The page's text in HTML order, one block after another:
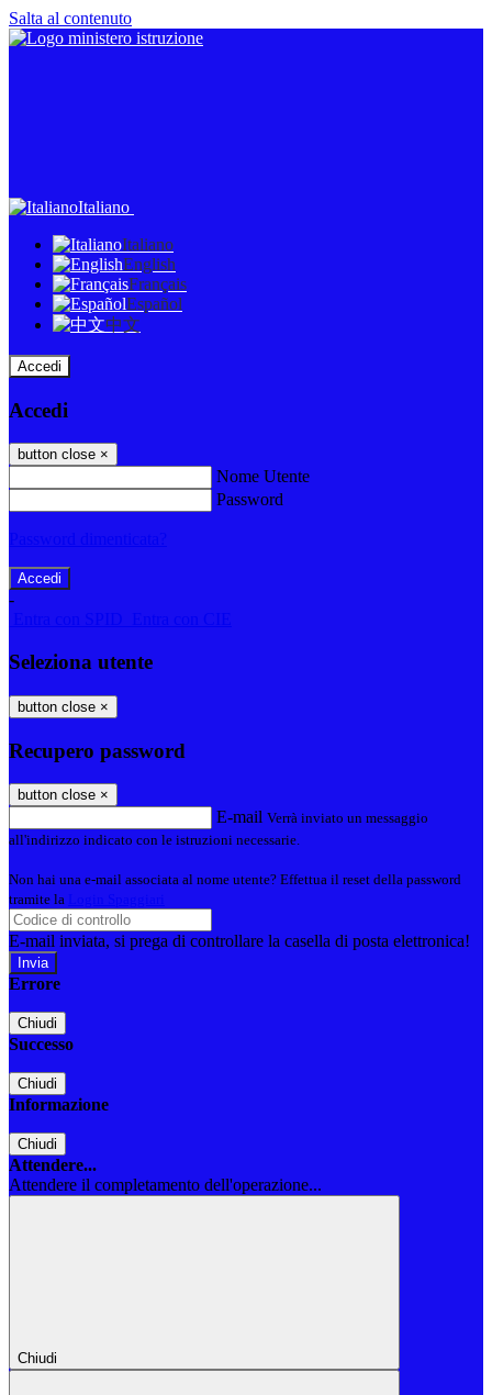
Salta al contenuto
Italiano
Italiano
English
Français
Español
中文
Accedi
Accedi
button close ×
Nome Utente
Password
-
Seleziona utente
button close ×
Recupero password
button close ×
E-mail Verrà inviato un messaggio
all'indirizzo indicato con le istruzioni necessarie.
Non hai una e-mail associata al nome utente? Effettua il reset della password
tramite la
E-mail inviata, si prega di controllare la casella di posta elettronica!
Errore
Chiudi
Successo
Chiudi
Informazione
Chiudi
Attendere...
Attendere il completamento dell'operazione...
Chiudi